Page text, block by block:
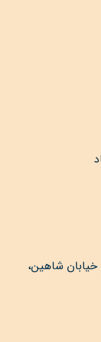
خیابان شاهین،